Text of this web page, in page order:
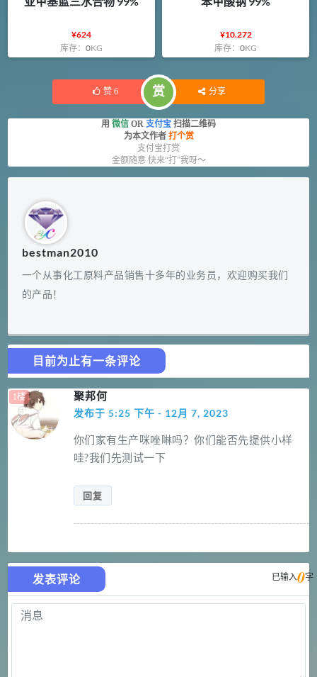
¥624
库存： 0KG
¥10.272
库存：0KG
赞 6 赏 分享
用 微信 OR 支付宝 扫描二维码
为本文作者 打个赏
支付宝打赏
金额随意 快来“打”我呀～
bestman2010
一个从事化工原料产品销售十多年的业务员，欢迎购买我们
的产品！
目前为止有一条评论
聚邦何
发布于 5:25 下午 - 12月 7, 2023
你们家有生产咪唑啉吗？你们能否先提供小样
哇?我们先测试一下
回复
发表评论 已输入0字